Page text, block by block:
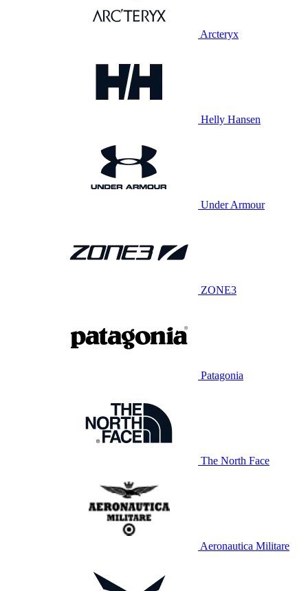
Arcteryx
Helly Hansen
Under Armour
ZONE3
Patagonia
The North Face
Aeronautica Militare